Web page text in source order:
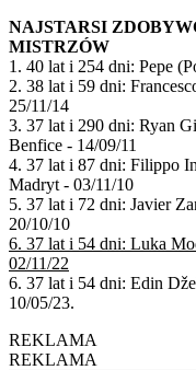
NAJSTARSI
MISTRZÓW
1. 40 lat i 254 dni: Pepe
2. 38 lat i 59 dni:
25/11/14
3. 37 lat i 290 dni: Ryan
Benfice - 14/09/11
4. 37 lat i 87 dni: Filippo
Madryt - 03/11/10
5. 37 lat i 72 dni: Javier
20/10/10
6. 37 lat i 54 dni: Luka
02/11/22
6. 37 lat i 54 dni: Edin
10/05/23.
REKLAMA
REKLAMA